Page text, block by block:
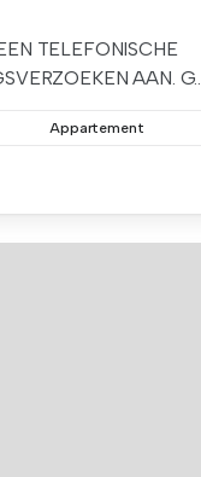
TELEFONISCHE
AAN.
Appartement